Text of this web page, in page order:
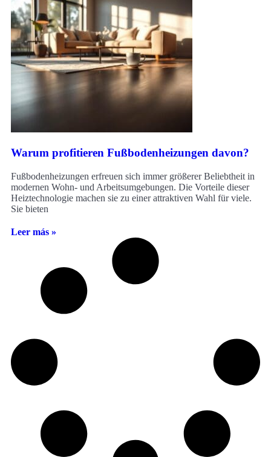
Warum profitieren Fußbodenheizungen davon?
Fußbodenheizungen erfreuen sich immer größerer Beliebtheit in
modernen Wohn- und Arbeitsumgebungen. Die Vorteile dieser
Heiztechnologie machen sie zu einer attraktiven Wahl für viele.
Sie bieten
Leer más »